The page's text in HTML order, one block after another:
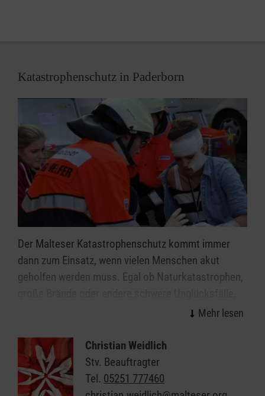
Katastrophenschutz in Paderborn
Der Malteser Katastrophenschutz kommt immer
dann zum Einsatz, wenn vielen Menschen akut
geholfen werden muss. Egal ob Naturkatastrophen,
die ehrenamtlichen Einsatzkräfte helfen bei allen
Rettungsdienst nicht ausreichen.
Organisiert in einzelnen Einsatzgruppen sind unsere
Helferinnen und Helfer Spezialisten in den Bereichen
Christian Weidlich
Stv. Beauftragter
Tel. 05251 777460